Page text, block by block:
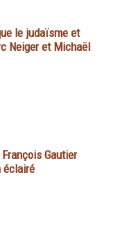
le judaïsme et
Neiger et Michaël
Gautier
éclairé